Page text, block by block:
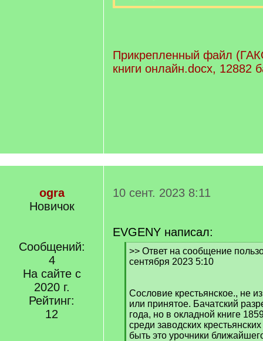
Прикрепленный файл
книги онлайн.docx, 12882
ogra
Новичок
Сообщений:
4
На сайте с
2020 г.
Рейтинг:
12
10 сент. 2023 8:11
EVGENY написал:
[
q
>> Ответ на сообщение
сентября 2023 5:10
Сословие крестьянское., не
или принятое. Бачатский
года, но в окладной книге
среди заводских
быть это урочники